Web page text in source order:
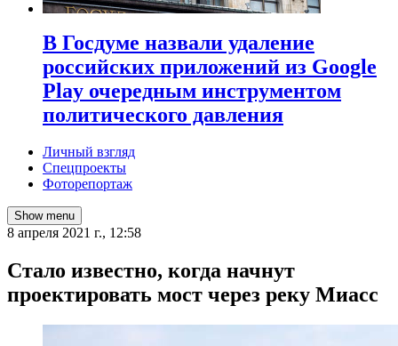
В Госдуме назвали удаление
российских приложений из Google
Play очередным инструментом
политического давления
Личный взгляд
Спецпроекты
Фоторепортаж
Show menu
8 апреля 2021 г., 12:58
​Стало известно, когда начнут
проектировать мост через реку Миасс